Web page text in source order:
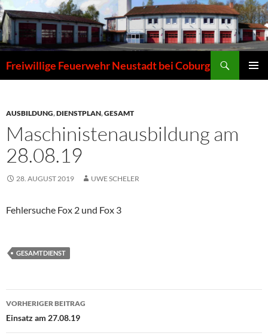
Zum
Inhalt
springen
Freiwillige Feuerwehr Neustadt bei Coburg
AUSBILDUNG,DIENSTPLAN,GESAMT
Maschinistenausbildung am
28.08.19
28. AUGUST 2019 UWE SCHELER
Fehlersuche Fox 2 und Fox 3
GESAMTDIENST
Beitragsnavigation
VORHERIGER BEITRAG
Einsatz am 27.08.19